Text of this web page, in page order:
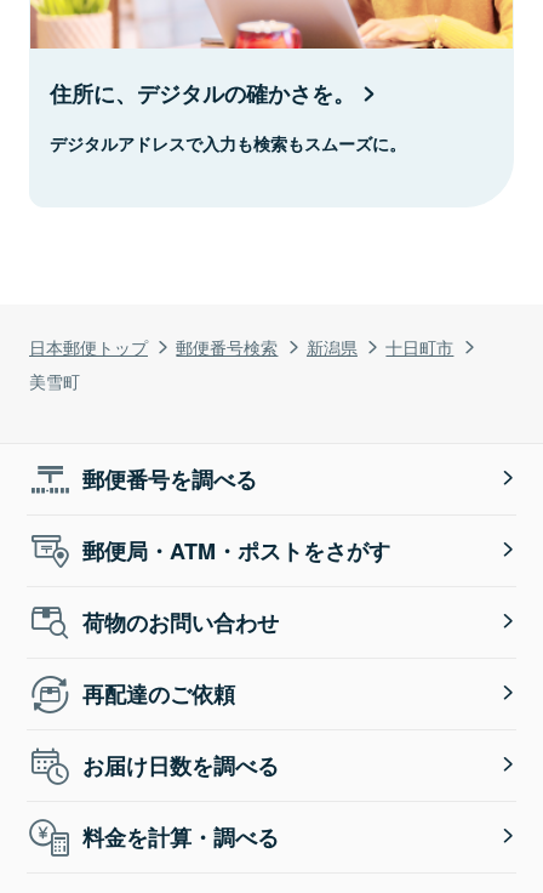
日本郵便トップ 郵便番号検索 新潟県
十日町市
美雪町
住所に、デジタルの確かさを。
デジタルアドレスで入力も検索もスムーズに。
郵便番号を調べる
郵便局・ATM・ポストをさがす
荷物のお問い合わせ
再配達のご依頼
お届け日数を調べる
料金を計算・調べる